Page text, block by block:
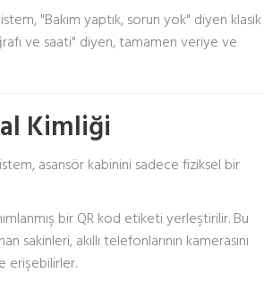
"Bakım yaptık, sorun yok" diyen klasik
ve saati" diyen, tamamen veriye ve
Kimliği
asansör kabinini sadece fiziksel bir
bir QR kod etiketi yerleştirilir. Bu
akıllı telefonlarının kamerasını
erişebilirler.